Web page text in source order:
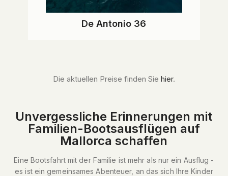
De Antonio 36
Die aktuellen Preise finden Sie hier.
Unvergessliche Erinnerungen mit
Familien-Bootsausflügen auf
Mallorca schaffen
Eine Bootsfahrt mit der Familie ist mehr als nur ein Ausflug -
es ist ein gemeinsames Abenteuer, an das sich Ihre Kinder